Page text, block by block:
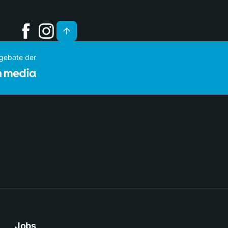
der
Jobs